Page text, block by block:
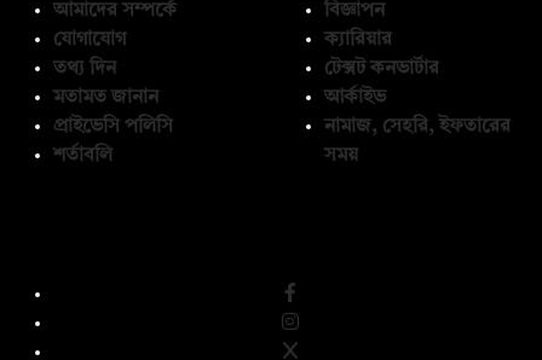
আমাদের সম্পর্কে
যোগাযোগ
তথ্য দিন
মতামত জানান
প্রাইভেসি পলিসি
শর্তাবলি
বিজ্ঞাপন
ক্যারিয়ার
টেক্সট কনভার্টার
আর্কাইভ
নামাজ, সেহরি, ইফতারের
সময়